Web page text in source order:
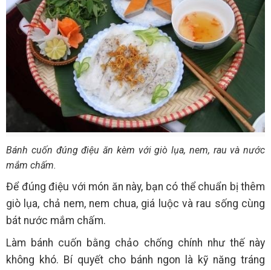
Bánh cuốn đúng điệu ăn kèm với giò lụa, nem, rau và nước
mắm chấm.
Để đúng điệu với món ăn này, bạn có thể chuẩn bị thêm
giò lụa, chả nem, nem chua, giá luộc và rau sống cùng
bát nước mắm chấm.
Làm bánh cuốn bằng chảo chống chính như thế này
không khó. Bí quyết cho bánh ngon là kỹ năng tráng